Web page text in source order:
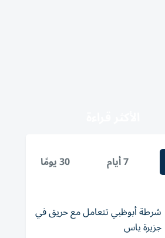
7 أيام 30 يومًا
شرطة أبوظبي تتعامل مع حريق في
جزيرة ياس